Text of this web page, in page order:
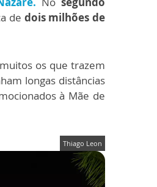
de dois milhões de
os que trazem
longas distâncias
à Mãe de
Thiago Leon